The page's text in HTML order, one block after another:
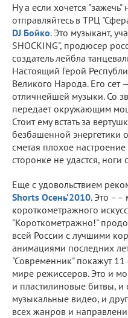
Ну а если хочется
отправляйтесь в ТРЦ
DJ Бойко. Это музыкант,
SHOCKING", продюсер
создатель лейбла
Настоящий Герой
Великого Народа. Его сет
отличнейшей музыки. Со
передает окружающим
Стоит ему встать за
безбашенной энергетики
сметая плохое настроение
сторонке не удастся, ноги
Еще с удовольствием
Shorts Осень’2010. Это ––
короткометражного
"Короткометражно!"
всей России с лучшими
анимациями последних
"Современник" покажут
мире режиссеров. Это и
и пластилиновые битвы, и
музыкальные видео, и
всех жанров и